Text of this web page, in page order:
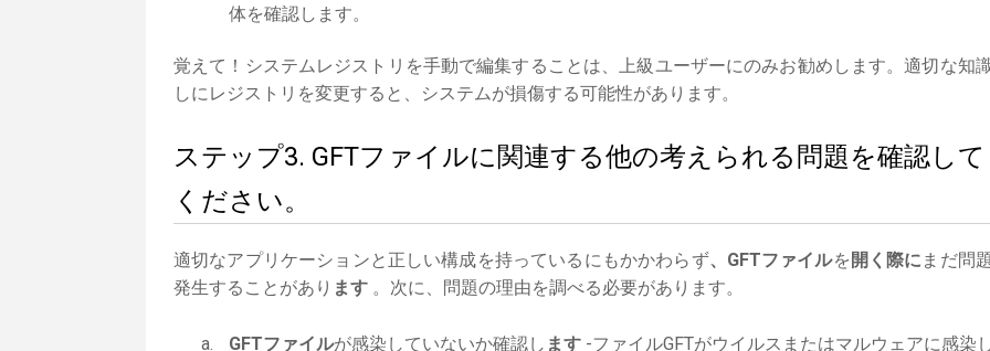
体を確認します。
覚えて！システムレジストリを手動で編集することは、上級ユーザーにのみお勧めします。適切な知
しにレジストリを変更すると、システムが損傷する可能性があります。
ステップ3. GFTファイルに関連する他の考えられる問題を確認して
ください。
適切なアプリケーションと正しい構成を持っているにもかかわらず、GFTファイルを 開く際に まだ問
発生することがあり ます 。次に、問題の理由を調べる必要があります。
GFTファイルが感染していないか確認し ます -ファイルGFTがウイルスまたはマルウェアに感染